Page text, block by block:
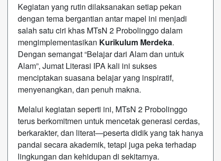
Kegiatan yang rutin dilaksanakan setiap pekan
dengan tema bergantian antar mapel ini menjadi
salah satu ciri khas MTsN 2 Probolinggo dalam
mengimplementasikan Kurikulum Merdeka.
Dengan semangat “Belajar dari Alam dan untuk
Alam”, Jumat Literasi IPA kali ini sukses
menciptakan suasana belajar yang inspiratif,
menyenangkan, dan penuh makna.
Melalui kegiatan seperti ini, MTsN 2 Probolinggo
terus berkomitmen untuk mencetak generasi cerdas,
berkarakter, dan literat—peserta didik yang tak hanya
pandai secara akademik, tetapi juga peka terhadap
lingkungan dan kehidupan di sekitarnya.